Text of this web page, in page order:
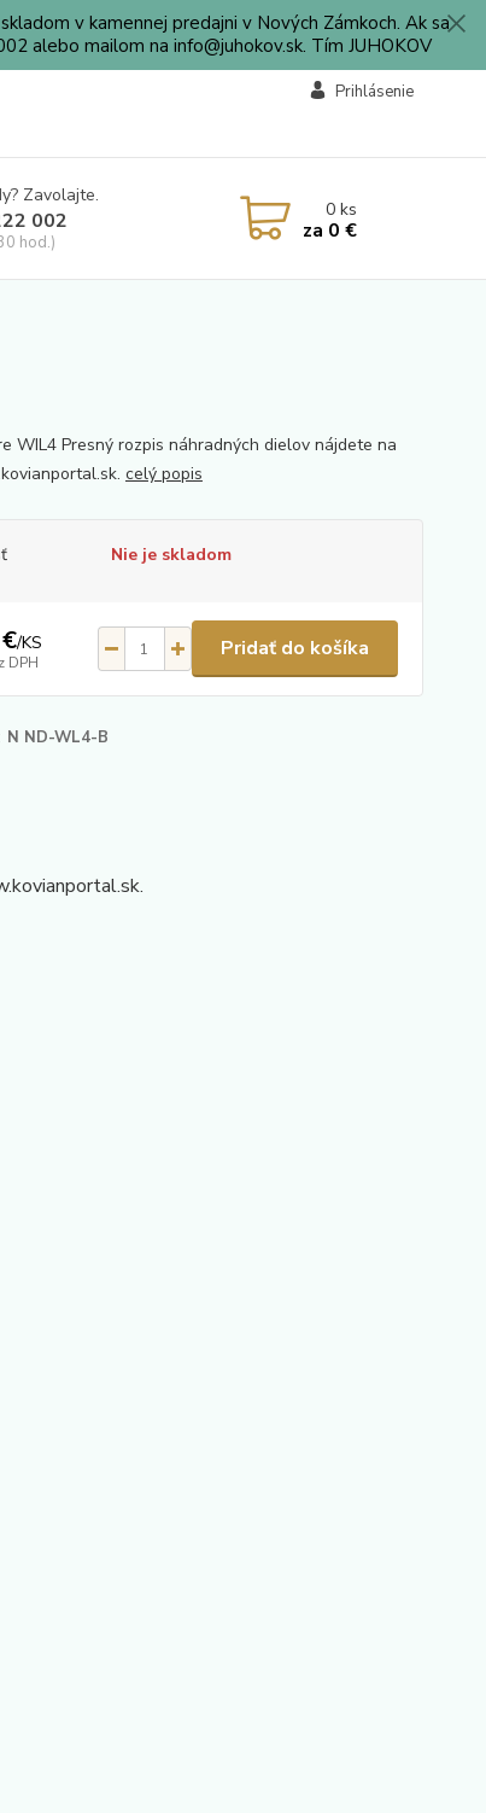
v kamennej predajni v Nových Zámkoch. Ak sa
alebo mailom na info@juhokov.sk. Tím JUHOKOV
Prihlásenie
Zavolajte.
002
hod.)
0ks
za 0 €
WIL4 Presný rozpis náhradných dielov nájdete na
celý popis
Nie je skladom
/KS
DPH
Pridať do košíka
N ND-WL4-B